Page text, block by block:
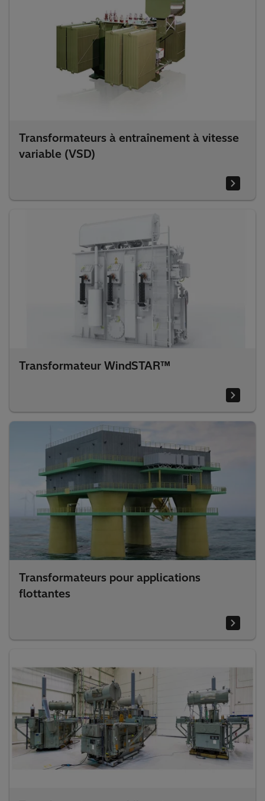
Transformateurs à entraînement à vitesse
variable (VSD)
Transformateur WindSTAR™
Transformateurs pour applications
flottantes